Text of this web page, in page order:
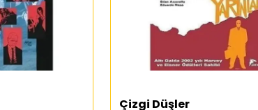
Çizgi Düşler